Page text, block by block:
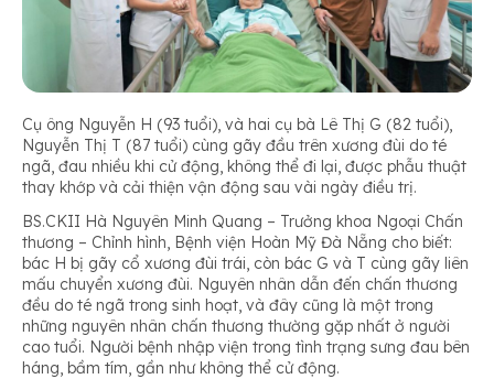
Cụ ông Nguyễn H (93 tuổi), và hai cụ bà Lê Thị G (82 tuổi),
Nguyễn Thị T (87 tuổi) cùng gãy đầu trên xương đùi do té
ngã, đau nhiều khi cử động, không thể đi lại, được phẫu thuật
thay khớp và cải thiện vận động sau vài ngày điều trị.
BS.CKII Hà Nguyên Minh Quang – Trưởng khoa Ngoại Chấn
thương – Chỉnh hình, Bệnh viện Hoàn Mỹ Đà Nẵng cho biết:
bác H bị gãy cổ xương đùi trái, còn bác G và T cùng gãy liên
mấu chuyển xương đùi. Nguyên nhân dẫn đến chấn thương
đều do té ngã trong sinh hoạt, và đây cũng là một trong
những nguyên nhân chấn thương thường gặp nhất ở người
cao tuổi. Người bệnh nhập viện trong tình trạng sưng đau bên
háng, bầm tím, gần như không thể cử động.